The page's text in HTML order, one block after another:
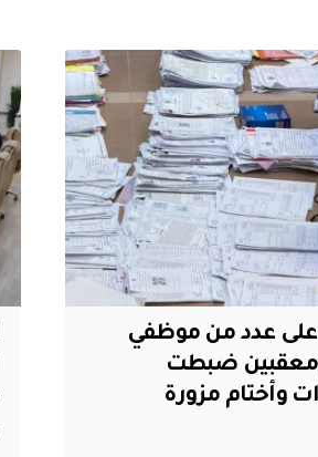
عدد من موظفي
ومعقبين ضبطت
وأختام مزورة